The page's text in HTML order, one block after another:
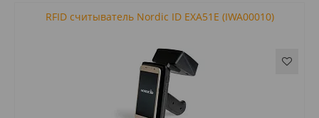
RFID считыватель Nordic ID EXA51E (IWA00010)